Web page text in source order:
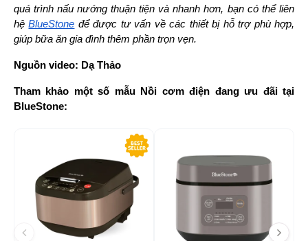
quá trình nấu nướng thuận tiện và nhanh hơn, bạn có thể liên
hệ BlueStone để được tư vấn về các thiết bị hỗ trợ phù hợp,
giúp bữa ăn gia đình thêm phần trọn vẹn.
Nguồn video: Dạ Thảo
Tham khảo một số mẫu Nồi cơm điện đang ưu đãi tại
BlueStone: